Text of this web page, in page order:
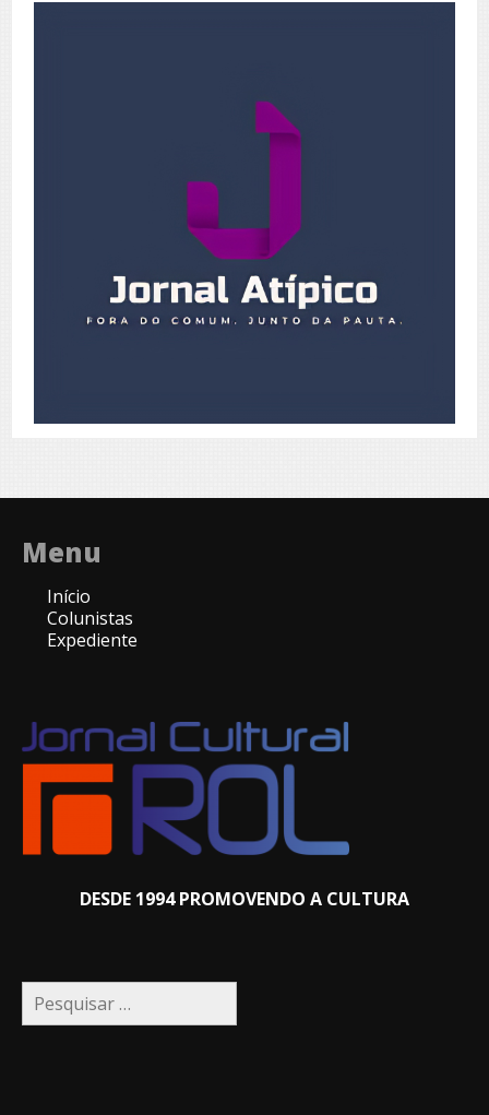
Menu
Início
Colunistas
Expediente
DESDE 1994 PROMOVENDO A CULTURA
Pesquisar
por: